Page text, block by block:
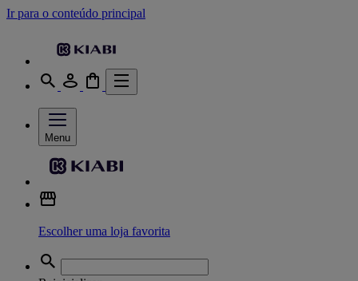
Ir para o conteúdo principal
Menu
Escolher uma loja favorita